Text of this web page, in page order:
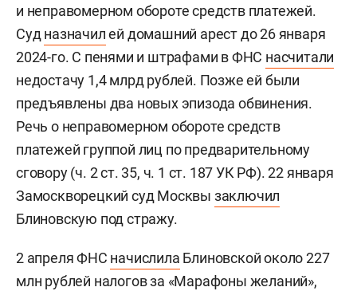
и неправомерном обороте средств платежей.
Судназначилей домашний арест до 26 января
2024-го. С пенями и штрафами в ФНС насчитали
недостачу 1,4 млрд рублей. Позже ей были
предъявлены два новых эпизода обвинения.
Речь о неправомерном обороте средств
платежей группой лиц по предварительному
сговору (ч. 2 ст. 35, ч. 1 ст. 187 УК РФ). 22 января
Замоскворецкий суд Москвы заключил
Блиновскую под стражу.
2 апреля ФНС начислила Блиновской около 227
млн рублей налогов за «Марафоны желаний»,